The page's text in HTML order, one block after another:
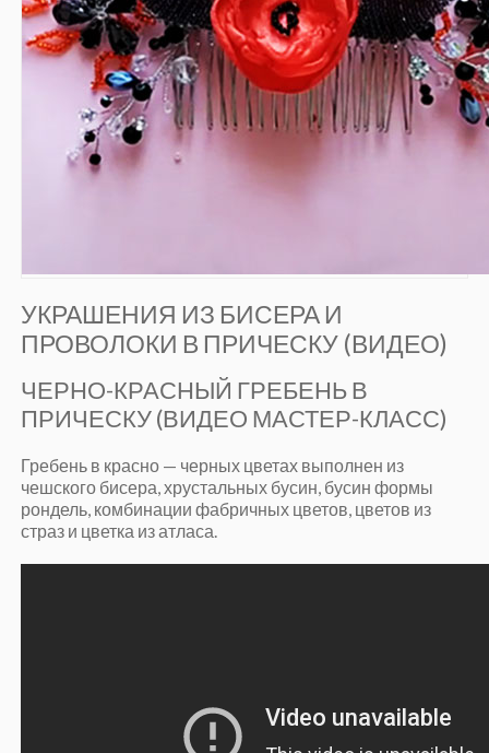
УКРАШЕНИЯ ИЗ БИСЕРА И
ПРОВОЛОКИ В ПРИЧЕСКУ (ВИДЕО)
ЧЕРНО-КРАСНЫЙ ГРЕБЕНЬ В
ПРИЧЕСКУ (ВИДЕО МАСТЕР-КЛАСС)
Гребень в красно — черных цветах выполнен из
чешского бисера, хрустальных бусин, бусин формы
рондель, комбинации фабричных цветов, цветов из
страз и цветка из атласа.